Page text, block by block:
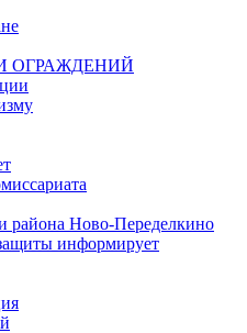
ОГРАЖДЕНИЙ
района Ново-Переделкино
информирует